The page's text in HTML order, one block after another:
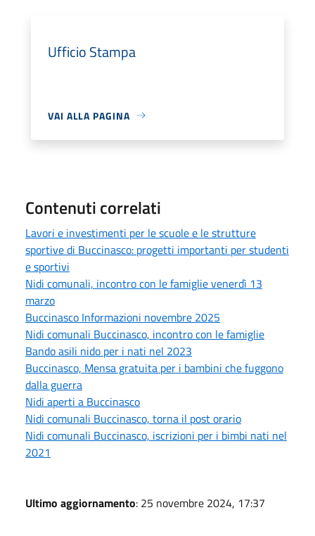
Ufficio Stampa
VAI ALLA PAGINA
Contenuti correlati
Lavori e investimenti per le scuole e le strutture
sportive di Buccinasco: progetti importanti per studenti
e sportivi
Nidi comunali, incontro con le famiglie venerdì 13
marzo
Buccinasco Informazioni novembre 2025
Nidi comunali Buccinasco, incontro con le famiglie
Bando asili nido per i nati nel 2023
Buccinasco, Mensa gratuita per i bambini che fuggono
dalla guerra
Nidi aperti a Buccinasco
Nidi comunali Buccinasco, torna il post orario
Nidi comunali Buccinasco, iscrizioni per i bimbi nati nel
2021
Ultimo aggiornamento: 25 novembre 2024, 17:37